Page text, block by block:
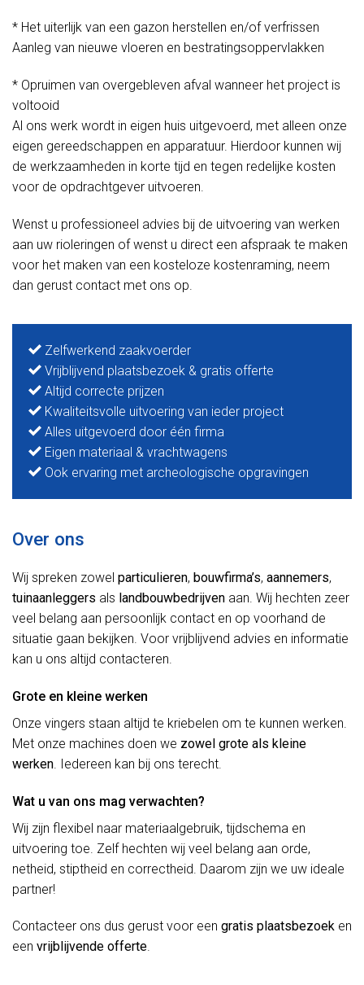
* Het uiterlijk van een gazon herstellen en/of verfrissen
Aanleg van nieuwe vloeren en bestratingsoppervlakken
* Opruimen van overgebleven afval wanneer het project is
voltooid
Al ons werk wordt in eigen huis uitgevoerd, met alleen onze
eigen gereedschappen en apparatuur. Hierdoor kunnen wij
de werkzaamheden in korte tijd en tegen redelijke kosten
voor de opdrachtgever uitvoeren.
Wenst u professioneel advies bij de uitvoering van werken
aan uw rioleringen of wenst u direct een afspraak te maken
voor het maken van een kosteloze kostenraming, neem
dan gerust contact met ons op.
Zelfwerkend zaakvoerder
Vrijblijvend plaatsbezoek & gratis offerte
Altijd correcte prijzen
Kwaliteitsvolle uitvoering van ieder project
Alles uitgevoerd door één firma
Eigen materiaal & vrachtwagens
Ook ervaring met archeologische opgravingen
Over ons
Wij spreken zowel particulieren, bouwfirma’s, aannemers,
tuinaanleggers als landbouwbedrijven aan. Wij hechten zeer
veel belang aan persoonlijk contact en op voorhand de
situatie gaan bekijken. Voor vrijblijvend advies en informatie
kan u ons altijd contacteren.
Grote en kleine werken
Onze vingers staan altijd te kriebelen om te kunnen werken.
Met onze machines doen we zowel grote als kleine
werken. Iedereen kan bij ons terecht.
Wat u van ons mag verwachten?
Wij zijn flexibel naar materiaalgebruik, tijdschema en
uitvoering toe. Zelf hechten wij veel belang aan orde,
netheid, stiptheid en correctheid. Daarom zijn we uw ideale
partner!
Contacteer ons dus gerust voor een gratis plaatsbezoek en
een vrijblijvende offerte.